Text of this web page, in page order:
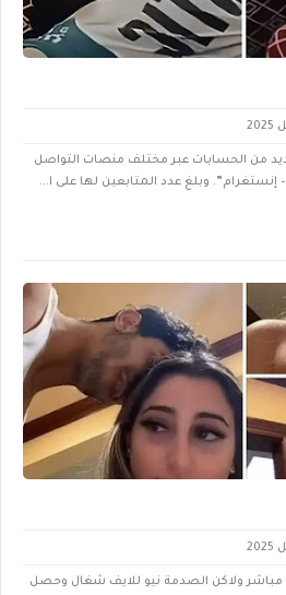
من الحسابات عبر مختلف منصات التواصل
وبلغ عدد المتابعين لها على ا...
مباشر ولاكن الصدمة نيو للايف شغال وحصل